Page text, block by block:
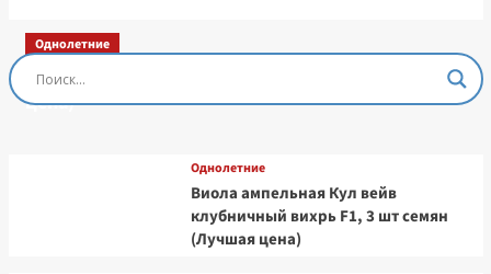
Однолетние
Остеоспермум Пэшн Роуз, 3 шт семян (Лучшая
цена)
Однолетние
Виола ампельная Кул вейв
клубничный вихрь F1, 3 шт семян
(Лучшая цена)